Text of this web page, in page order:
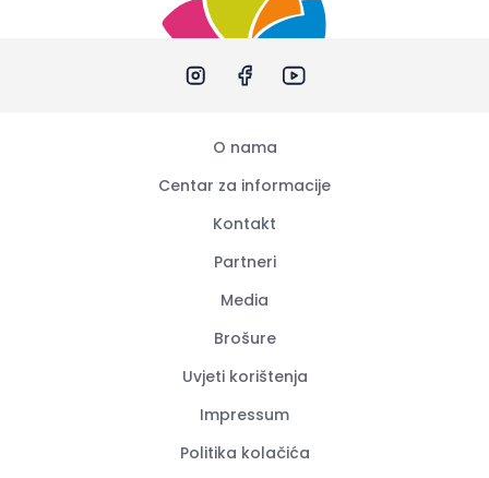
O nama
Centar za informacije
Kontakt
Partneri
Media
Brošure
Uvjeti korištenja
Impressum
Politika kolačića